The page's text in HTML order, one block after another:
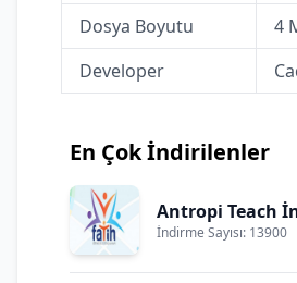
Dosya Boyutu
4
Developer
En Çok İndirilenler
Antropi Teach
İndirme Sayısı: 13900